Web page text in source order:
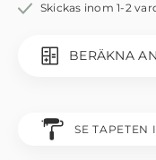
Skickas inom 1-2
BERÄKNA
SE TAPETEN